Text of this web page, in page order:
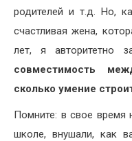
родителей и т.д. Но,
счастливая жена,
лет, я авторитетно
совместимость
сколько умение
Помните: в свое время
школе, внушали, как